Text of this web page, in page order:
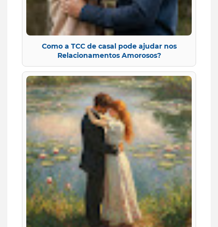
Como a TCC de casal pode ajudar nos
Relacionamentos Amorosos?